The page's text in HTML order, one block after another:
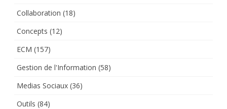
Collaboration (18)
Concepts (12)
ECM (157)
Gestion de l'Information (58)
Medias Sociaux (36)
Outils (84)